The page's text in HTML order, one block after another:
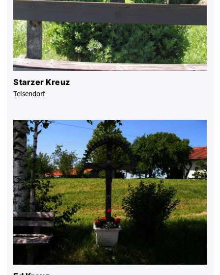
Starzer Kreuz
Teisendorf